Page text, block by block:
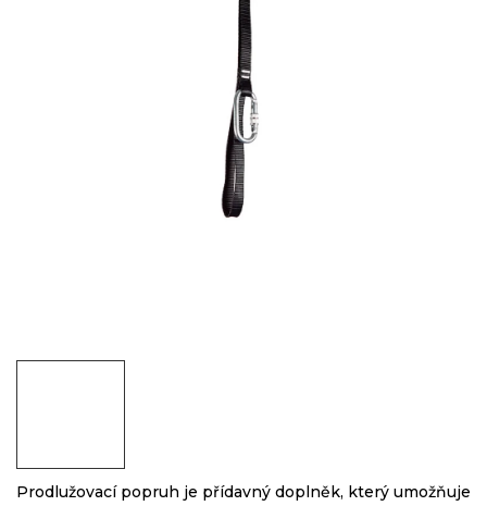
Prodlužovací popruh je přídavný doplněk, který umožňuje